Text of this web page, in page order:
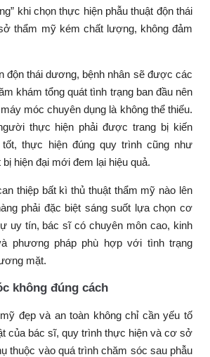
khi chọn thực hiện phẫu thuật độn thái
thẩm mỹ kém chất lượng, không đảm
độn thái dương, bệnh nhân sẽ được các
khám tổng quát tình trạng ban đầu nên
móc chuyên dụng là không thể thiếu.
thực hiện phải được trang bị kiến
thực hiện đúng quy trình cũng như
hiện đại mới đem lại hiệu quả.
thiệp bất kì thủ thuật thẩm mỹ nào lên
phải đặc biệt sáng suốt lựa chọn cơ
uy tín, bác sĩ có chuyên môn cao, kinh
phương pháp phù hợp với tình trạng
mặt.
không đúng cách
đẹp và an toàn không chỉ cần yếu tố
của bác sĩ, quy trình thực hiện và cơ sở
thuộc vào quá trình chăm sóc sau phẫu